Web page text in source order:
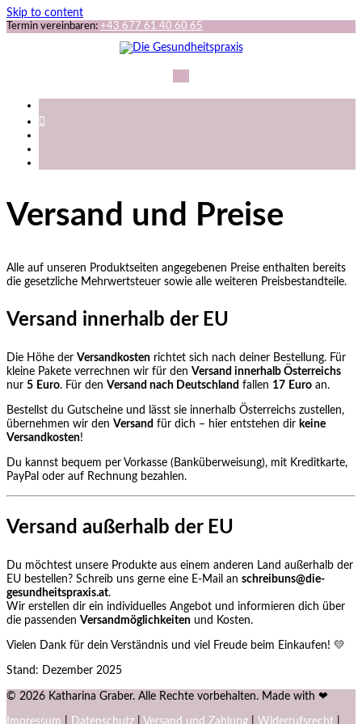
Skip to content
Termin vereinbaren: +43 677 61 40 60 65
Versand und Preise
Alle auf unseren Produktseiten angegebenen Preise enthalten bereits
die gesetzliche Mehrwertsteuer sowie alle weiteren Preisbestandteile.
Versand innerhalb der EU
Die Höhe der Versandkosten richtet sich nach deiner Bestellung. Für
kleine Pakete verrechnen wir für den Versand innerhalb Österreichs
nur 5 Euro. Für den Versand nach Deutschland fallen 17 Euro an.
Bestellst du Gutscheine und lässt sie innerhalb Österreichs zustellen,
übernehmen wir den Versand für dich – hier entstehen dir keine
Versandkosten!
Du kannst bequem per Vorkasse (Banküberweisung), mit Kreditkarte,
PayPal oder auf Rechnung bezahlen.
Versand außerhalb der EU
Du möchtest unsere Produkte aus einem anderen Land außerhalb der
EU bestellen? Schreib uns gerne eine E‑Mail an schreibuns@die-
gesundheitspraxis.at.
Wir erstellen dir ein individuelles Angebot und informieren dich über
die passenden Versandmöglichkeiten und Kosten.
Vielen Dank für dein Verständnis und viel Freude beim Einkaufen! 💛
Stand: Dezember 2025
© 2026 Katharina Graber. Alle Rechte vorbehalten. Made with ❤